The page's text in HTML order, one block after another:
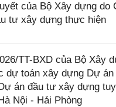
của Bộ Xây dựng do
tư xây dựng thực hiện
TT-BXD của Bộ Xây
dự toán xây dựng Dự án
án đầu tư xây dựng
Nội - Hải Phòng